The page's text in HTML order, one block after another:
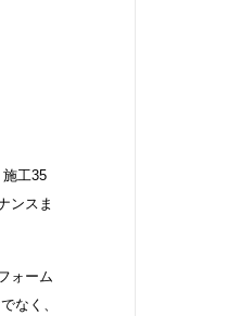
工35
ンスま
ォーム
なく、